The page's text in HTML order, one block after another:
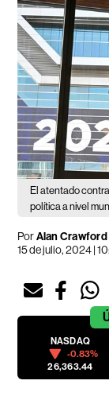
El atentado
política a nivel
PorAlan Crawford
15 de julio, 2024 |
NASDAQ
-0.83%
26,363.44